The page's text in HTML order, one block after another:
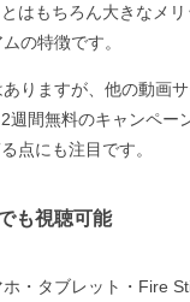
はもちろん大きなメ
の特徴です。
りますが、他の動画
週間無料のキャンペ
点にも注目です。
も視聴可能
・タブレット・Fire